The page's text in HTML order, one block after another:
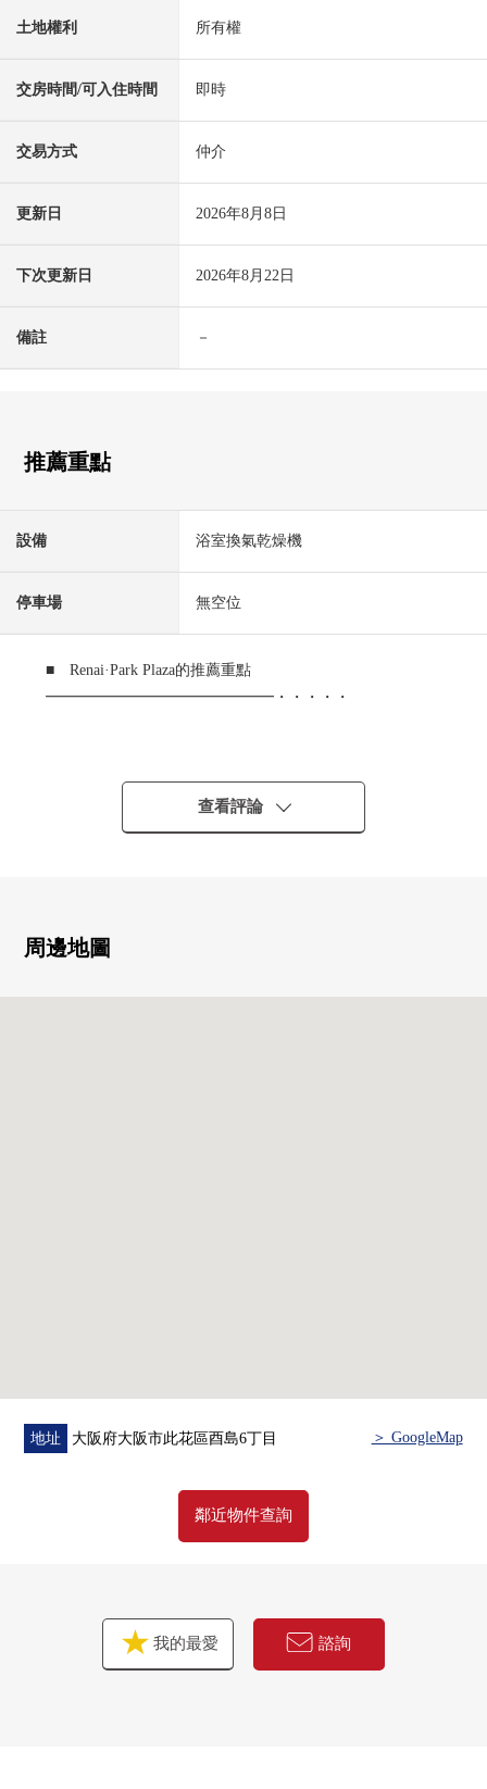
土地權利 所有權
交房時間/可入住時間 即時
交易方式 仲介
更新日 2026年8月8日
下次更新日 2026年8月22日
備註 －
推薦重點
設備 浴室換氣乾燥機
停車場 無空位
■ Renai·Park Plaza的推薦重點
━━━━━━━━━━━━━━━・・・・・
・JR櫻島線"安治川口"車站步行19分鐘
・阪神難波線"傳法"車站步行22分鐘
・JR櫻島線"全部城"車站步行29分鐘
○ 陽光在朝南的陽台良好
查看評論
周邊地圖
地址 大阪府大阪市此花區酉島6丁目 ＞ GoogleMap
鄰近物件查詢
我的最愛 諮詢